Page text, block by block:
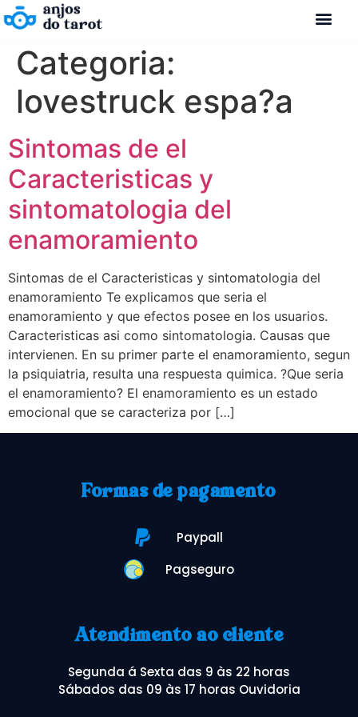
Categoria:
lovestruck espa?a
Sintomas de el
Caracteristicas y
sintomatologia del
enamoramiento
Sintomas de el Caracteristicas y sintomatologia del
enamoramiento Te explicamos que seria el
enamoramiento y que efectos posee en los usuarios.
Caracteristicas asi como sintomatologia. Causas que
intervienen. En su primer parte el enamoramiento, segun
la psiquiatria, resulta una respuesta quimica. ?Que seria
el enamoramiento? El enamoramiento es un estado
emocional que se caracteriza por […]
Formas de pagamento
Paypall
Pagseguro
Atendimento ao cliente
Segunda á Sexta das 9 às 22 horas
Sábados das 09 às 17 horas Ouvidoria